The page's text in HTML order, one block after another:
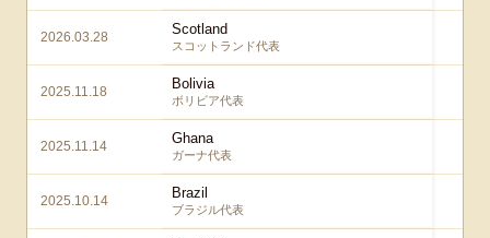
2026.03.28 Scotland
スコットランド代表
2025.11.18 Bolivia
ボリビア代表
2025.11.14 Ghana
ガーナ代表
2025.10.14 Brazil
ブラジル代表